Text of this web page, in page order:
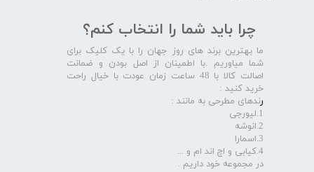
چرا باید شما را انتخاب کنم؟
ما بهترین برند های روز جهان را با یک کلیک برای
شما میاوریم .با اطمینان از اصل بودن و ضمانت
اصالت کالا با 48 ساعت زمان عودت با خیال راحت
خرید کنید :
رندهای مطرحی به مانند :
1.لیورجی
2.انوشه
3.اسمارا
4.کیابی و اچ اند ام و ...
در مجموعه خود داریم .​​​​​​​